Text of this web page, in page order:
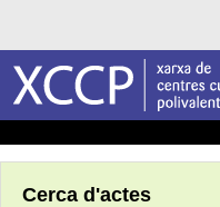
Cerca d'actes